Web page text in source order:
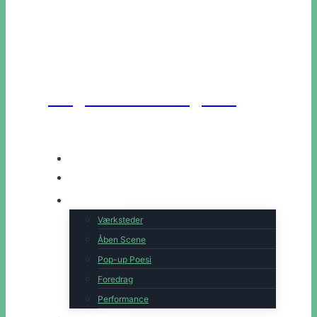
Unge Danske Digtere
Værksteder
Åben Scene
Pop-up Poesi
Foredrag
Performance